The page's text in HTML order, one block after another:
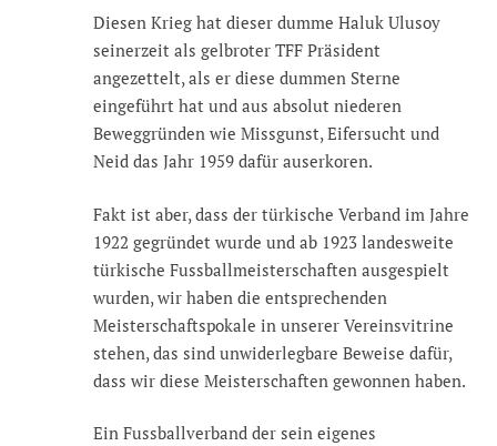
Diesen Krieg hat dieser dumme Haluk Ulusoy
seinerzeit als gelbroter TFF Präsident
angezettelt, als er diese dummen Sterne
eingeführt hat und aus absolut niederen
Beweggründen wie Missgunst, Eifersucht und
Neid das Jahr 1959 dafür auserkoren.
Fakt ist aber, dass der türkische Verband im Jahre
1922 gegründet wurde und ab 1923 landesweite
türkische Fussballmeisterschaften ausgespielt
wurden, wir haben die entsprechenden
Meisterschaftspokale in unserer Vereinsvitrine
stehen, das sind unwiderlegbare Beweise dafür,
dass wir diese Meisterschaften gewonnen haben.
Ein Fussballverband der sein eigenes